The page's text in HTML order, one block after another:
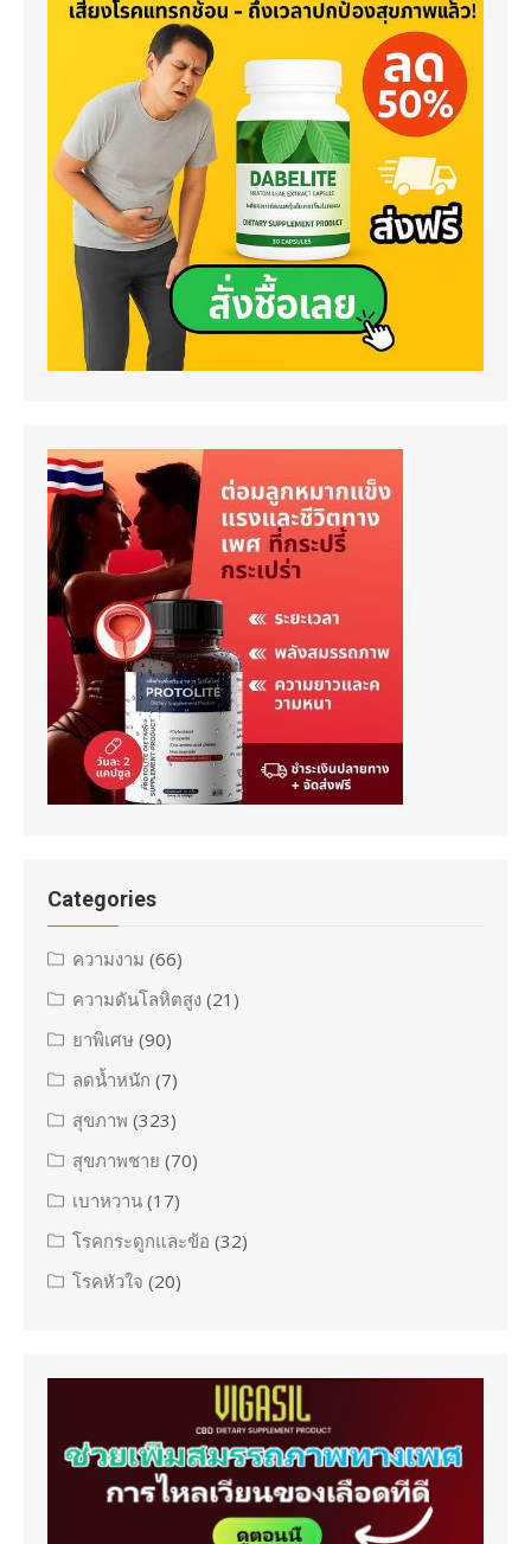
Categories
ความงาม (66)
ความดันโลหิตสูง (21)
ยาพิเศษ (90)
ลดน้ำหนัก (7)
สุขภาพ (323)
สุขภาพชาย (70)
เบาหวาน (17)
โรคกระดูกและข้อ (32)
โรคหัวใจ (20)